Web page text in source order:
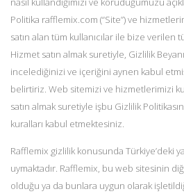
Politika rafflemix.com (“Site”) ve
satın alan tüm kullanıcılar ile bize verilen
Hizmet satın almak suretiyle, Gizlilik
incelediğinizi ve içeriğini aynen kabul etmiş
belirtiriz. Web sitemizi ve hizmetlerimizi
satın almak suretiyle işbu Gizlilik
kuralları kabul etmektesiniz.
Rafflemix gizlilik konusunda Türkiye’deki
uymaktadır. Rafflemix, bu web sitesinin
olduğu ya da bunlara uygun olarak